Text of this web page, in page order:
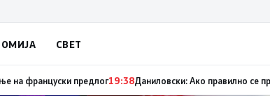
СВЕТ
за пари“, така на талогот на СДСМ му пука и